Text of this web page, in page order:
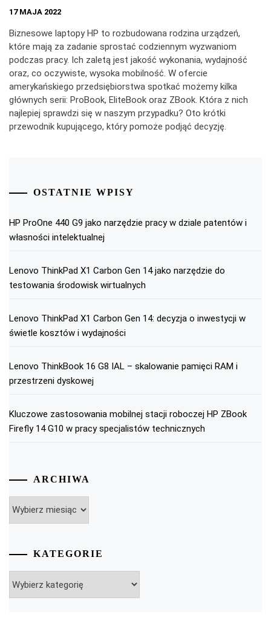
17 MAJA 2022
Biznesowe laptopy HP to rozbudowana rodzina urządzeń,
które mają za zadanie sprostać codziennym wyzwaniom
podczas pracy. Ich zaletą jest jakość wykonania, wydajność
oraz, co oczywiste, wysoka mobilność. W ofercie
amerykańskiego przedsiębiorstwa spotkać możemy kilka
głównych serii: ProBook, EliteBook oraz ZBook. Która z nich
najlepiej sprawdzi się w naszym przypadku? Oto krótki
przewodnik kupującego, który pomoże podjąć decyzję.
OSTATNIE WPISY
HP ProOne 440 G9 jako narzędzie pracy w dziale patentów i
własności intelektualnej
Lenovo ThinkPad X1 Carbon Gen 14 jako narzędzie do
testowania środowisk wirtualnych
Lenovo ThinkPad X1 Carbon Gen 14: decyzja o inwestycji w
świetle kosztów i wydajności
Lenovo ThinkBook 16 G8 IAL – skalowanie pamięci RAM i
przestrzeni dyskowej
Kluczowe zastosowania mobilnej stacji roboczej HP ZBook
Firefly 14 G10 w pracy specjalistów technicznych
ARCHIWA
KATEGORIE